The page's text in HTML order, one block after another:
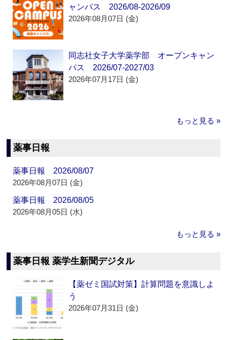
ャンパス 2026/08-2026/09
2026年08月07日 (金)
同志社女子大学薬学部 オープンキャン
パス 2026/07-2027/03
2026年07月17日 (金)
もっと見る »
薬事日報
薬事日報 2026/08/07
2026年08月07日 (金)
薬事日報 2026/08/05
2026年08月05日 (水)
もっと見る »
薬事日報 薬学生新聞デジタル
【薬ゼミ国試対策】計算問題を意識しよ
う
2026年07月31日 (金)